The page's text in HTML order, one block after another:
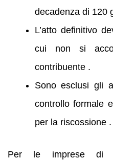
decadenza di 120
L’atto definitivo
cui non si
contribuente .
Sono esclusi gli
controllo formale
per la riscossione .
Per le imprese di